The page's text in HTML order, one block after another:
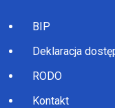
BIP
Deklaracja
RODO
Kontakt